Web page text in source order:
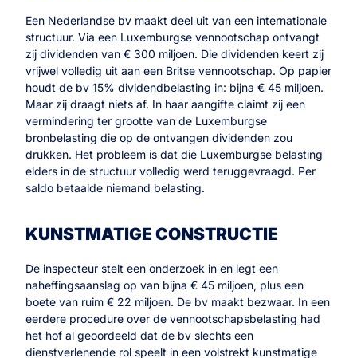
Een Nederlandse bv maakt deel uit van een internationale
structuur. Via een Luxemburgse vennootschap ontvangt
zij dividenden van € 300 miljoen. Die dividenden keert zij
vrijwel volledig uit aan een Britse vennootschap. Op papier
houdt de bv 15% dividendbelasting in: bijna € 45 miljoen.
Maar zij draagt niets af. In haar aangifte claimt zij een
vermindering ter grootte van de Luxemburgse
bronbelasting die op de ontvangen dividenden zou
drukken. Het probleem is dat die Luxemburgse belasting
elders in de structuur volledig werd teruggevraagd. Per
saldo betaalde niemand belasting.
KUNSTMATIGE CONSTRUCTIE
De inspecteur stelt een onderzoek in en legt een
naheffingsaanslag op van bijna € 45 miljoen, plus een
boete van ruim € 22 miljoen. De bv maakt bezwaar. In een
eerdere procedure over de vennootschapsbelasting had
het hof al geoordeeld dat de bv slechts een
dienstverlenende rol speelt in een volstrekt kunstmatige